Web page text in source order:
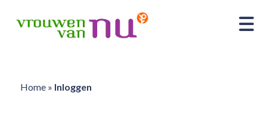
Home» Inloggen